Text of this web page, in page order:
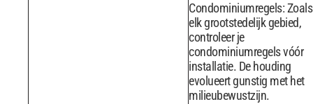
Condominiumregels:
elk grootstedelijk gebied,
controleer je
condominiumregels vóór
installatie. De houding
evolueert gunstig met het
milieubewustzijn.